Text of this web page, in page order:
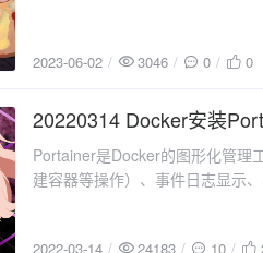
2023-06-02 3046 0 0
2022-03-14
20220314 Docker安装
Portainer是Docker的图形化管理
建容器等操作）、事件日志显示
2022-03-14 24183 10